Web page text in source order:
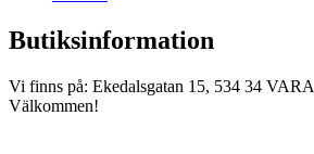
Butiksinformation
Vi finns på: Ekedalsgatan 15, 534 34 VARA
Välkommen!